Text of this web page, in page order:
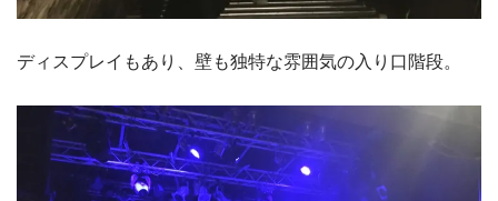
ディスプレイもあり、壁も独特な雰囲気の入り口階段。